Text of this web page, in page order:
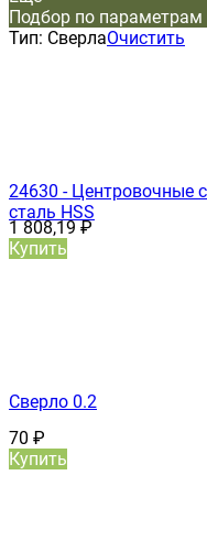
Подбор по параметрам
Тип: СверлаОчистить
24630 - Центровочные
сталь HSS
1 808,19₽
Купить
Сверло 0.2
70 ₽
Купить